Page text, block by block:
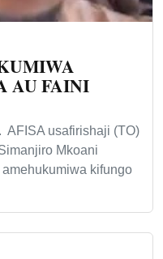
AU FAINI
AFISA usafirishaji (TO)
Mkoani
kifungo